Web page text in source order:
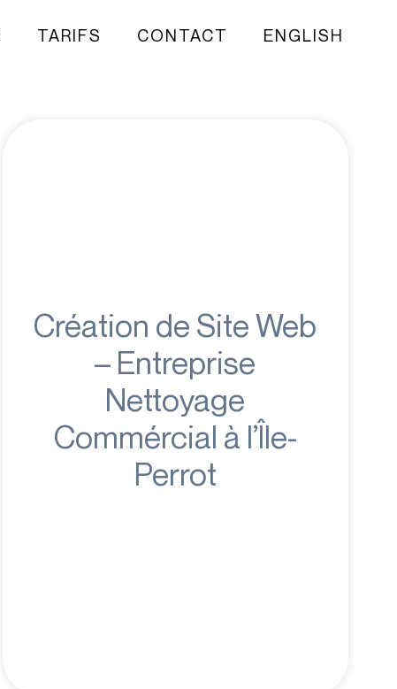
TARIFS CONTACT ENGLISH
Création de Site Web
– Entreprise
Nettoyage
Commércial à l’Île-
Perrot